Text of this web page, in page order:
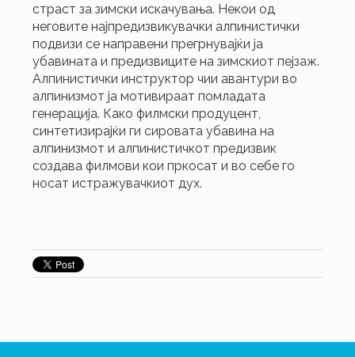
страст за зимски искачувања. Некои од
неговите најпредизвикувачки алпинистички
подвизи се направени прегрнувајќи ја
убавината и предизвиците на зимскиот пејзаж.
Алпинистички инструктор чии авантури во
алпинизмот ја мотивираат помладата
генерација. Како филмски продуцент,
синтетизирајќи ги сировата убавина на
алпинизмот и алпинистичкот предизвик
создава филмови кои пркосат и во себе го
носат истражувачкиот дух.